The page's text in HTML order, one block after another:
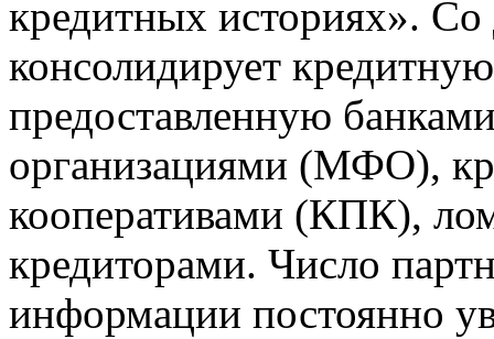
кредитных историях».
консолидирует
предоставленную
организациями (МФО),
кооперативами (КПК),
кредиторами. Число
информации постоянно